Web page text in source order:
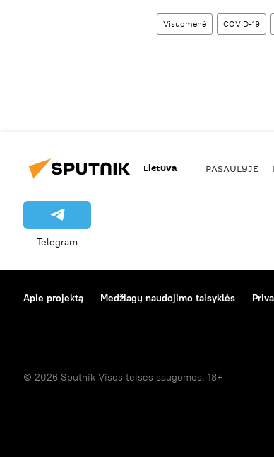
Visuomenė COVID-19
Lietuva PASAULYJE
Telegram
Apie projektą Medžiagų naudojimo taisyklės
© 2026 Sputnik Visos teisės saugomos. 18+